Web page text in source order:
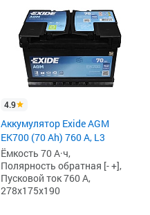
4.9
Аккумулятор Exide AGM
EK700 (70 Ah) 760 А, L3
Ёмкость 70 А·ч,
Полярность обратная [- +],
Пусковой ток 760 А,
278x175x190